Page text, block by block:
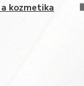
kozmetika